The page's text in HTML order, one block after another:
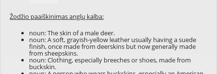
Žodžio paaiškinimas anglų kalba:
noun: The skin of a male deer.
noun: A soft, grayish-yellow leather usually having a suede
finish, once made from deerskins but now generally made
from sheepskins.
noun: Clothing, especially breeches or shoes, made from
buckskin.